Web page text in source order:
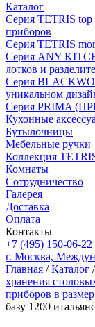
Каталог
Серия TETRIS
приборов
Серия TETRIS
Серия ANY
лотков и
Серия
уникальном
Серия PRIMA
Кухонные
Бутылочницы
Мебельные ручки
Коллекция
Комнаты
Сотрудничество
Галерея
Доставка
Оплата
Контакты
+7 (495) 150-06-22
г. Москва,
Главная /Каталог /
хранения
приборов в
базу 1200